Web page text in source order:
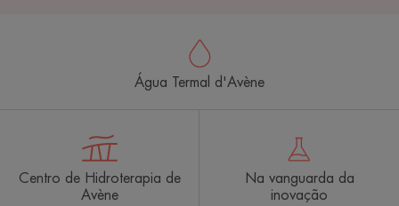
Água Termal d'Avène
Centro de Hidroterapia de
Avène
Na vanguarda da
inovação